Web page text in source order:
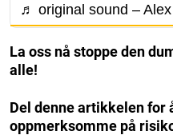
♬ original sound – Alex
La oss nå stoppe den
alle!
Del denne artikkelen for
oppmerksomme på